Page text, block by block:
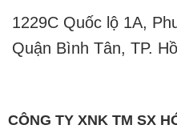
1229C Quốc lộ 1A,
Quận Bình Tân, TP.
CÔNG TY XNK TM SX